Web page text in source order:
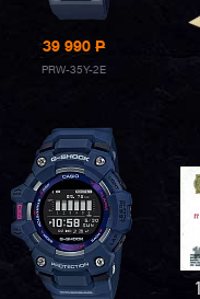
39 990P
PRW-35Y-2E